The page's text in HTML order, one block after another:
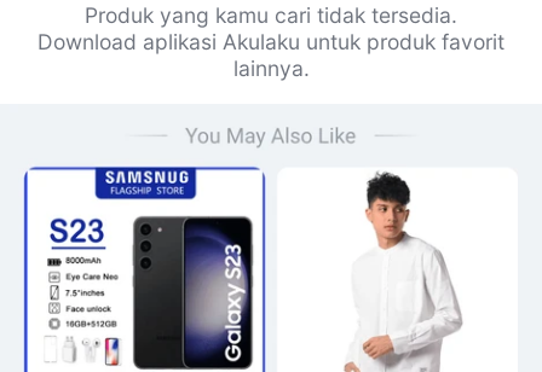
Produk yang kamu cari tidak tersedia.
Download aplikasi Akulaku untuk produk favorit
lainnya.